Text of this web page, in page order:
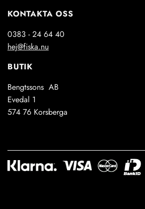
KONTAKTA OSS
0383 - 24 64 40
hej@fiska.nu
BUTIK
Bengtssons AB
Evedal 1
574 76 Korsberga